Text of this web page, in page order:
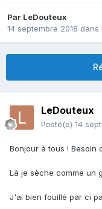
Par LeDouteux
14 septembre 2018 dans
LeDouteux
Posté(e) 14
Bonjour à tous ! Besoin
Là je sèche comme un
J'ai bien fouillé par ci